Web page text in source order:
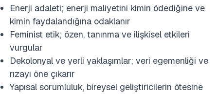
Enerji adaleti; enerji maliyetini kimin ödediğine ve
kimin faydalandığına odaklanır
Feminist etik; özen, tanınma ve ilişkisel etkileri
vurgular
Dekolonyal ve yerli yaklaşımlar; veri egemenliği ve
rızayı öne çıkarır
Yapısal sorumluluk, bireysel geliştiricilerin ötesine